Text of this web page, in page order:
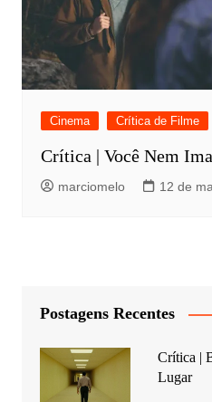
Cinema Crítica de Filme
Crítica | Você Nem
marciomelo 12 de
Postagens Recentes
Crítica |
Lugar